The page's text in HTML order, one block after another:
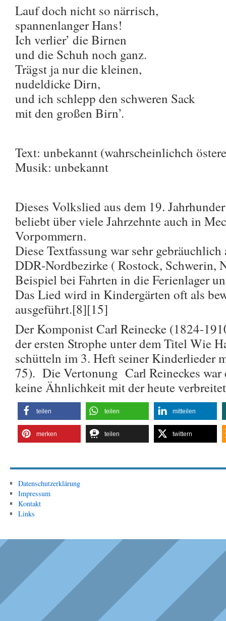
Lauf doch nicht so närrisch,
spannenlanger Hans!
Ich verlier’ die Birnen
und die Schuh noch ganz.
Trägst ja nur die kleinen,
nudeldicke Dirn,
und ich schlepp den schweren Sack
mit den großen Birn’.
Text: unbekannt (wahrscheinlichch
Musik: unbekannt
Dieses Volkslied aus dem 19.
beliebt über viele Jahrzehnte auch in
Vorpommern.
Diese Textfassung war sehr
DDR-Nordbezirke ( Rostock, Schwerin,
Beispiel bei Fahrten in die Ferienlager
Das Lied wird in Kindergärten oft als
ausgeführt.[8][15]
Der Komponist Carl Reinecke (1824-
der ersten Strophe unter dem Titel Wie
schütteln im 3. Heft seiner Kinderlieder
75). Die Vertonung Carl Reineckes war
keine Ähnlichkeit mit der heute
teilen teilen mitteilen
merken teilen twittern
Datenschutzerklärung
Impressum
Kontakt
Links